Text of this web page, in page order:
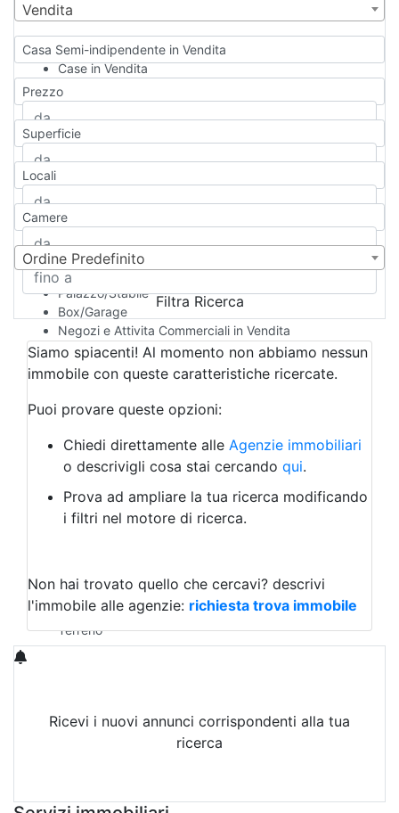
Vendita
Casa Semi-indipendente in Vendita
Case in Vendita
Qualsiasi
Appartamento
Casa indipendente
Casa Semi-indipendente
Attico/Mansarda
Rustico/Casale
Camera d'Albergo
Multiproprietà
Palazzo/Stabile
Box/Garage
Negozi e Attivita Commerciali in Vendita
Qualsiasi
Attività/Licenza Commerciale
Azienda Agricola
Bar/Ristorante
Albergo
Laboratorio Artigianale
Negozio/locale commerciale
Agriturismo
Magazzini
Qualsiasi
Terreno edificabile
Terreno
Prezzo
Superficie
Locali
Camere
Ordine Predefinito
Filtra Ricerca
Siamo spiacenti! Al momento non abbiamo nessun
immobile con queste caratteristiche ricercate.
Puoi provare queste opzioni:
Chiedi direttamente alle Agenzie immobiliari
o descrivigli cosa stai cercando qui.
Prova ad ampliare la tua ricerca modificando
i filtri nel motore di ricerca.
Non hai trovato quello che cercavi? descrivi
l'immobile alle agenzie: richiesta trova immobile
Ricevi i nuovi annunci corrispondenti alla tua
ricerca